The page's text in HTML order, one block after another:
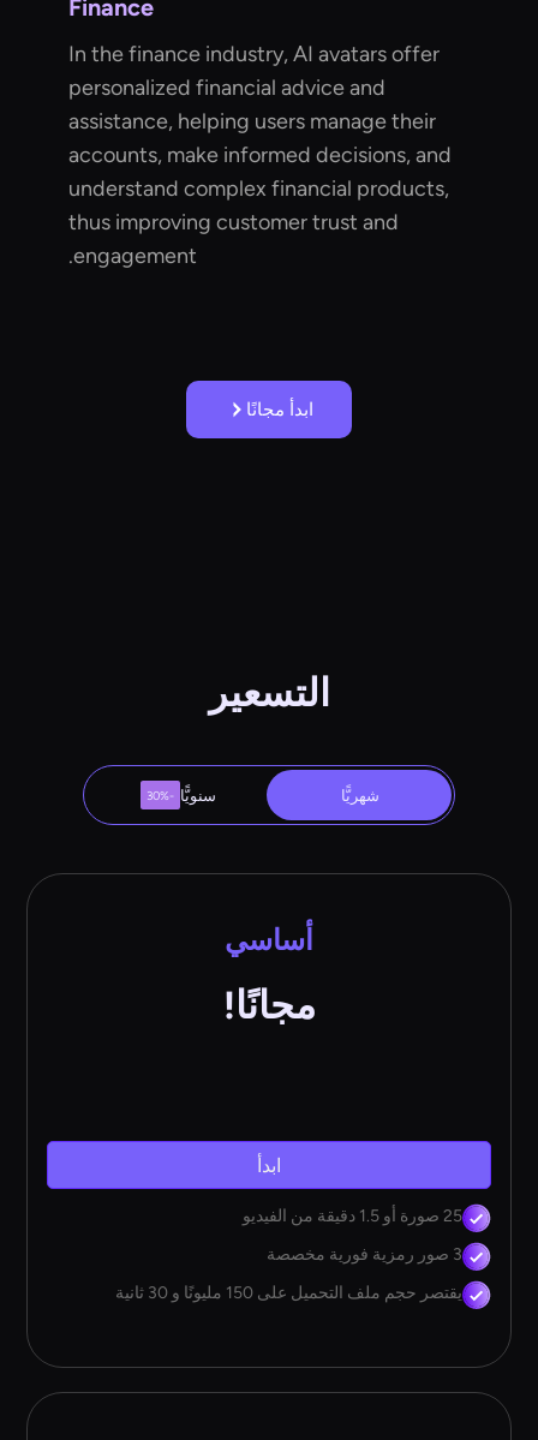
Finance
In the finance industry, AI avatars offer
personalized financial advice and
assistance, helping users manage their
accounts, make informed decisions, and
understand complex financial products,
thus improving customer trust and
engagement.
ابدأ مجانًا
التسعير
شهريًّا سنويًّا -30%
أساسي
مجانًا!
ابدأ
25 صورة أو 1.5 دقيقة من الفيديو
3 صور رمزية فورية مخصصة
يقتصر حجم ملف التحميل على 150 مليونًا و 30 ثانية